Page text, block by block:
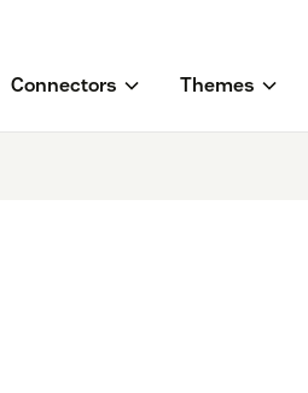
Connectors Themes